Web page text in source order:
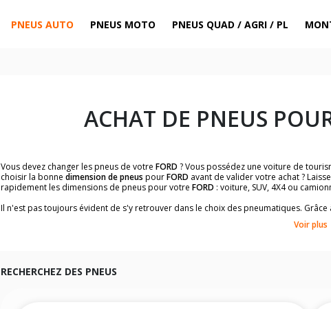
PNEUS AUTO PNEUS MOTO PNEUS QUAD / AGRI / PL
ACHAT DE PNEUS
Vous devez changer les pneus de votre FORD ? Vous possédez une voiture de
choisir la bonne dimension de pneus pourFORD avant de valider votre achat ?
rapidement les dimensions de pneus pour votre FORD : voiture, SUV, 4X4 ou
Il n'est pas toujours évident de s'y retrouver dans le choix des pneumatiques.
Vous ne savez pas comment trouver les dimensions de vos pneus ? Ces
et rapidement.
Voir plus
RECHERCHEZ DES PNEUS